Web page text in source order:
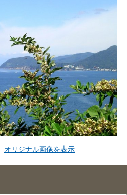
オリジナル画像を表示